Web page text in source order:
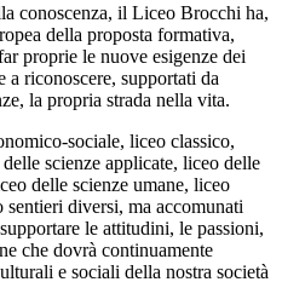
conoscenza, il Liceo Brocchi ha,
della proposta formativa,
proprie le nuove esigenze dei
a riconoscere, supportati da
la propria strada nella vita.
sociale, liceo classico,
scienze applicate, liceo delle
delle scienze umane, liceo
diversi, ma accomunati
le attitudini, le passioni,
che dovrà continuamente
e sociali della nostra società